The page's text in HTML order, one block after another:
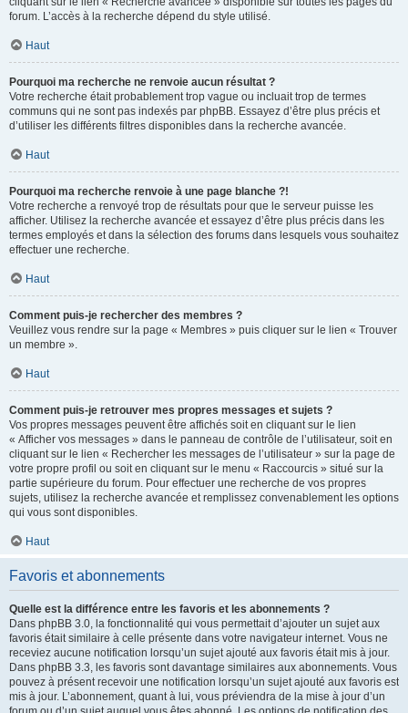
forum. L’accès à la recherche dépend du style utilisé.
Haut
Pourquoi ma recherche ne renvoie aucun résultat ?
Votre recherche était probablement trop vague ou incluait trop de termes
communs qui ne sont pas indexés par phpBB. Essayez d’être plus précis et
d’utiliser les différents filtres disponibles dans la recherche avancée.
Haut
Pourquoi ma recherche renvoie à une page blanche ?!
Votre recherche a renvoyé trop de résultats pour que le serveur puisse les
afficher. Utilisez la recherche avancée et essayez d’être plus précis dans les
termes employés et dans la sélection des forums dans lesquels vous souhaitez
effectuer une recherche.
Haut
Comment puis-je rechercher des membres ?
Veuillez vous rendre sur la page « Membres » puis cliquer sur le lien « Trouver
un membre ».
Haut
Comment puis-je retrouver mes propres messages et sujets ?
Vos propres messages peuvent être affichés soit en cliquant sur le lien
« Afficher vos messages » dans le panneau de contrôle de l’utilisateur, soit en
cliquant sur le lien « Rechercher les messages de l’utilisateur » sur la page de
votre propre profil ou soit en cliquant sur le menu « Raccourcis » situé sur la
partie supérieure du forum. Pour effectuer une recherche de vos propres
sujets, utilisez la recherche avancée et remplissez convenablement les options
qui vous sont disponibles.
Haut
Favoris et abonnements
Quelle est la différence entre les favoris et les abonnements ?
Dans phpBB 3.0, la fonctionnalité qui vous permettait d’ajouter un sujet aux
favoris était similaire à celle présente dans votre navigateur internet. Vous ne
receviez aucune notification lorsqu’un sujet ajouté aux favoris était mis à jour.
Dans phpBB 3.3, les favoris sont davantage similaires aux abonnements. Vous
pouvez à présent recevoir une notification lorsqu’un sujet ajouté aux favoris est
mis à jour. L’abonnement, quant à lui, vous préviendra de la mise à jour d’un